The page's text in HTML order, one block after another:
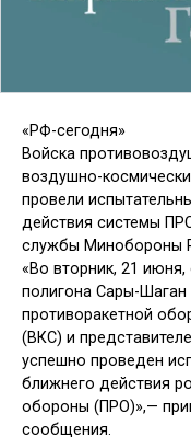
«РФ-сегодня»
Войска
воздушно-
провели
действия системы
службы Минобороны
«Во вторник, 21
полигона Сары-
противоракетной
(ВКС) и
успешно проведен
ближнего действия
обороны (ПРО)»,—
сообщения.